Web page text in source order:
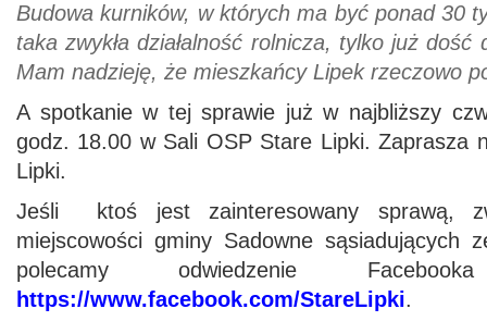
Budowa kurników, w których ma być ponad 30
taka zwykła działalność rolnicza, tylko już dość
Mam nadzieję, że mieszkańcy Lipek rzeczowo
A spotkanie w tej sprawie już w najbliższy
godz. 18.00 w Sali OSP Stare Lipki. Zaprasza
Lipki.
Jeśli ktoś jest zainteresowany sprawą,
miejscowości gminy Sadowne sąsiadujących
polecamy odwiedzenie
https://www.facebook.com/StareLipki.